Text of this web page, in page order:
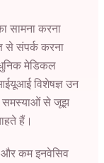
सामना करना
से संपर्क करना
मेडिकल
विशेषज्ञ उन
समस्याओं से जूझ
हैं।
कम इनवेसिव